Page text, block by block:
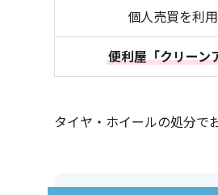
個人売買を利
便利屋「クリーン
タイヤ・ホイールの処分で